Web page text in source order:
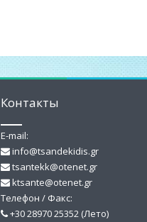
Контакты
E-mail:
info@tsandekidis.gr
tsantekk@otenet.gr
ktsante@otenet.gr
Телефон / Факс:
+30 28970 25352 (Лето)